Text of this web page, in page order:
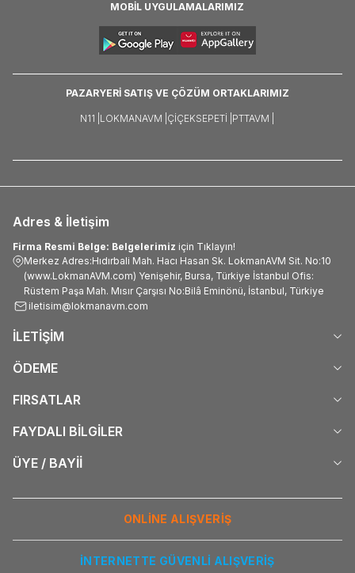
MOBİL UYGULAMALARIMIZ
PAZARYERİ SATIŞ VE ÇÖZÜM ORTAKLARIMIZ
N11 | LOKMANAVM | ÇIÇEKSEPETI | PTTAVM |
Adres & İletişim
Firma Resmi Belge: Belgelerimiz için Tıklayın!
Merkez Adres:Hıdırbali Mah. Hacı Hasan Sk. LokmanAVM Sit. No:10
(www.LokmanAVM.com) Yenişehir, Bursa, Türkiye İstanbul Ofis:
Rüstem Paşa Mah. Mısır Çarşısı No:Bilâ Eminönü, İstanbul, Türkiye
iletisim@lokmanavm.com
İLETİŞİM
ÖDEME
FIRSATLAR
FAYDALI BİLGİLER
ÜYE / BAYİİ
ONLİNE ALIŞVERİŞ
İNTERNETTE GÜVENLİ ALIŞVERİŞ